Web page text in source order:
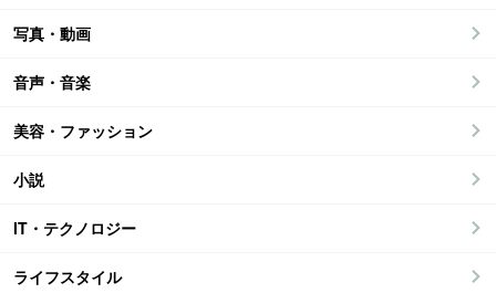
写真・動画
音声・音楽
美容・ファッション
小説
IT・テクノロジー
ライフスタイル